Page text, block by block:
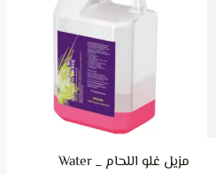
مزيل غلو اللحام _ Water